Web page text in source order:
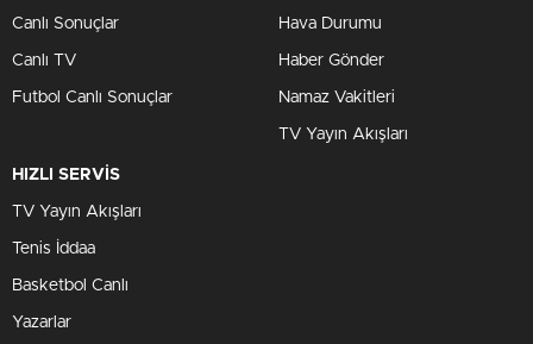
Canlı Sonuçlar
Canlı TV
Futbol Canlı Sonuçlar
Hava Durumu
Haber Gönder
Namaz Vakitleri
TV Yayın Akışları
HIZLI SERVİS
TV Yayın Akışları
Tenis İddaa
Basketbol Canlı
Yazarlar